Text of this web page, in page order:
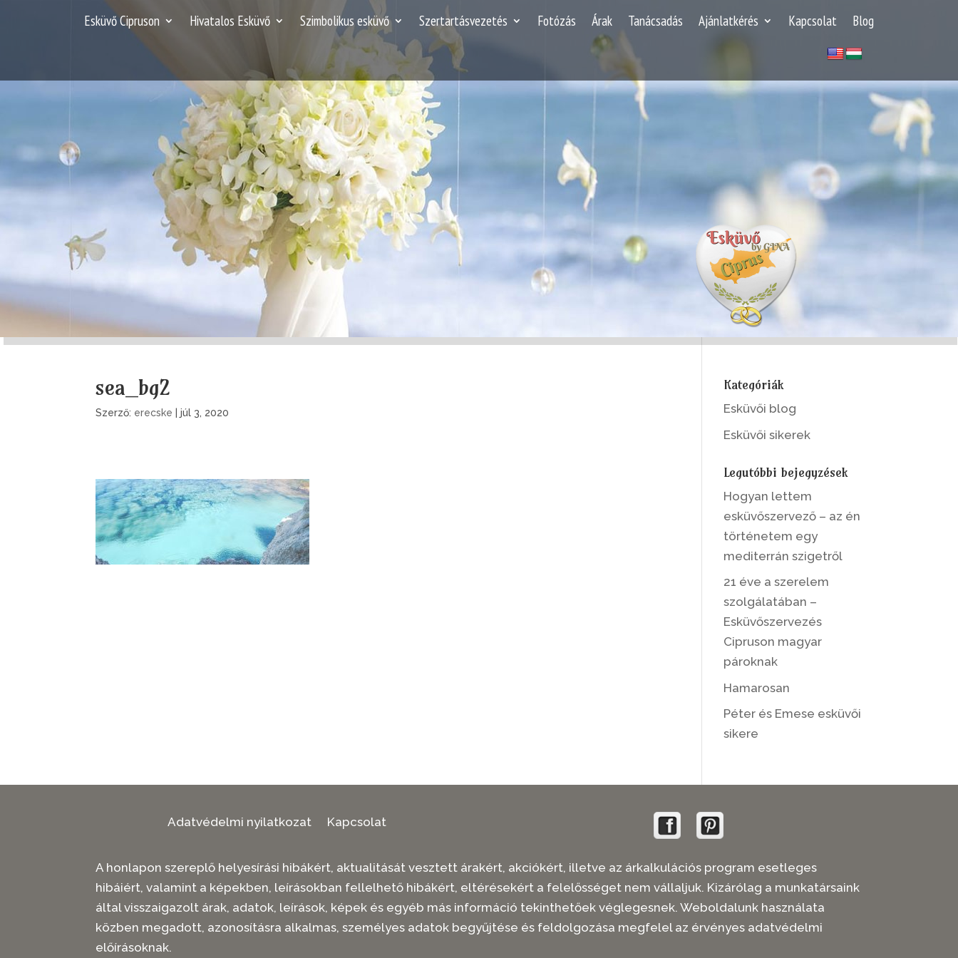
Esküvő Cipruson Hivatalos Esküvő Szimbolikus esküvő Szertartásvezetés Fotózás Árak Tanácsadás Ajánlatkérés Kapcsolat Blog
sea_bg2
Szerző: erecske |júl 3, 2020
Kategóriák
Esküvői blog
Esküvői sikerek
Legutóbbi bejegyzések
Hogyan lettem
esküvőszervező – az én
történetem egy
mediterrán szigetről
21 éve a szerelem
szolgálatában –
Esküvőszervezés
Cipruson magyar
pároknak
Hamarosan
Péter és Emese esküvői
sikere
Adatvédelmi nyilatkozat Kapcsolat
A honlapon szereplő helyesírási hibákért, aktualitását vesztett árakért, akciókért, illetve az árkalkulációs program esetleges
hibáiért, valamint a képekben, leírásokban fellelhető hibákért, eltérésekért a felelősséget nem vállaljuk. Kizárólag a munkatársaink
által visszaigazolt árak, adatok, leírások, képek és egyéb más információ tekinthetőek véglegesnek. Weboldalunk használata
közben megadott, azonosításra alkalmas, személyes adatok begyűjtése és feldolgozása megfelel az érvényes adatvédelmi
előírásoknak.